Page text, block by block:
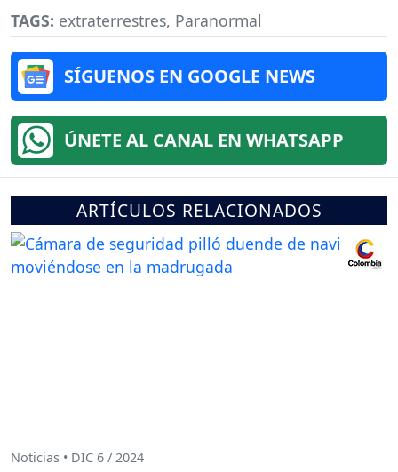
TAGS: extraterrestres, Paranormal
SÍGUENOS EN GOOGLE NEWS
ÚNETE AL CANAL EN WHATSAPP
ARTÍCULOS RELACIONADOS
Noticias • DIC 6 / 2024